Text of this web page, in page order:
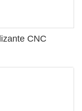
CNC